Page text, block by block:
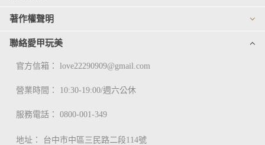
著作權聲明
聯絡愛甲玩美
官方信箱： love22290909@gmail.com
營業時間： 10:30-19:00/週六公休
服務電話： 0800-001-349
地址： 台中市中區三民路二段114號